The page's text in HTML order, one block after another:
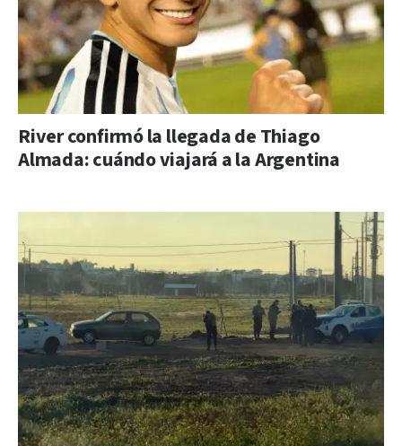
River confirmó la llegada de Thiago
Almada: cuándo viajará a la Argentina